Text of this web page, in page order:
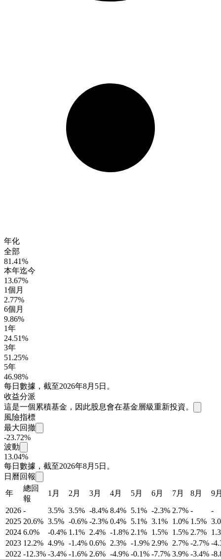
年化
全部
81.41%
本年迄今
13.67%
1個月
2.77%
6個月
9.86%
1年
24.51%
3年
51.25%
5年
46.98%
每日數據，截至2026年8月5日。
收益分派
這是一個累積基金，因此股息會在基金層級重新投資。
風險指標
最大回撤
-23.72%
波動
13.04%
每日數據，截至2026年8月5日。
日曆回報
年
總回
報
1月 2月 3月 4月 5月 6月 7月 8月 9
2026 - 3.5% 3.5% -8.4% 8.4% 5.1% -2.3% 2.7% -
-
2025 20.6% 3.5% -0.6% -2.3% 0.4% 5.1% 3.1% 1.0% 1.5%
2024 6.0% -0.4% 1.1% 2.4% -1.8% 2.1% 1.5% 1.5% 2.7%
2023 12.2% 4.9% -1.4% 0.6% 2.3% -1.9% 2.9% 2.7% -2.7% -
2022 -12.3% -3.4% -1.6% 2.6% -4.9% -0.1% -7.7% 3.9% -3.4% -